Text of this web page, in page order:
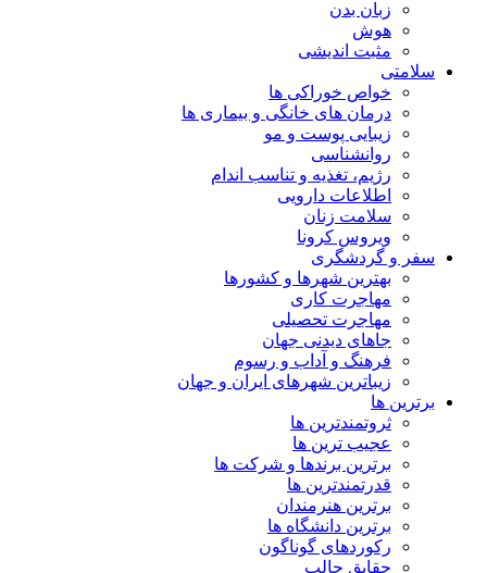
زبان بدن
هوش
مثبت اندیشی
سلامتی
خواص خوراکی ها
درمان های خانگی و بیماری ها
زیبایی پوست و مو
روانشناسی
رژیم، تغذیه و تناسب اندام
اطلاعات دارویی
سلامت زنان
ویروس کرونا
سفر و گردشگری
بهترین شهرها و کشورها
مهاجرت کاری
مهاجرت تحصیلی
جاهای دیدنی جهان
فرهنگ و آداب و رسوم
زیباترین شهرهای ایران و جهان
برترین ها
ثروتمندترین ها
عجیب ترین ها
برترین برندها و شرکت ها
قدرتمندترین ها
برترین هنرمندان
برترین دانشگاه ها
رکوردهای گوناگون
حقایق جالب